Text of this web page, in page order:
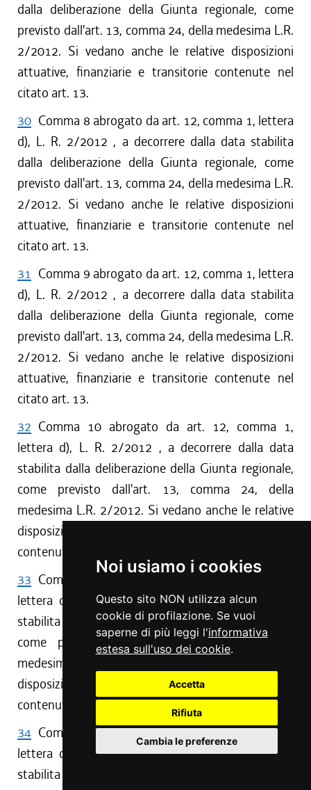
Noi usiamo i cookies
Questo sito NON utilizza alcun
cookie di profilazione. Se vuoi
saperne di più leggi l'informativa
estesa sull'uso dei cookie.
Accetta
Rifiuta
Cambia le preferenze
dalla deliberazione della Giunta regionale, come
previsto dall'art. 13, comma 24, della medesima L.R.
2/2012. Si vedano anche le relative disposizioni
attuative, finanziarie e transitorie contenute nel
citato art. 13.
30 Comma 8 abrogato da art. 12, comma 1, lettera
d), L. R. 2/2012 , a decorrere dalla data stabilita
dalla deliberazione della Giunta regionale, come
previsto dall'art. 13, comma 24, della medesima L.R.
2/2012. Si vedano anche le relative disposizioni
attuative, finanziarie e transitorie contenute nel
citato art. 13.
31 Comma 9 abrogato da art. 12, comma 1, lettera
d), L. R. 2/2012 , a decorrere dalla data stabilita
dalla deliberazione della Giunta regionale, come
previsto dall'art. 13, comma 24, della medesima L.R.
2/2012. Si vedano anche le relative disposizioni
attuative, finanziarie e transitorie contenute nel
citato art. 13.
32 Comma 10 abrogato da art. 12, comma 1,
lettera d), L. R. 2/2012 , a decorrere dalla data
stabilita dalla deliberazione della Giunta regionale,
come previsto dall'art. 13, comma 24, della
medesima L.R. 2/2012. Si vedano anche le relative
disposizioni attuative, finanziarie e transitorie
contenute nel citato art. 13.
33 Comma 11 abrogato da art. 12, comma 1,
lettera d), L. R. 2/2012 , a decorrere dalla data
stabilita dalla deliberazione della Giunta regionale,
come previsto dall'art. 13, comma 24, della
medesima L.R. 2/2012. Si vedano anche le relative
disposizioni attuative, finanziarie e transitorie
contenute nel citato art. 13.
34 Comma 13 abrogato da art. 12, comma 1,
lettera d), L. R. 2/2012 , a decorrere dalla data
stabilita dalla deliberazione della Giunta regionale,